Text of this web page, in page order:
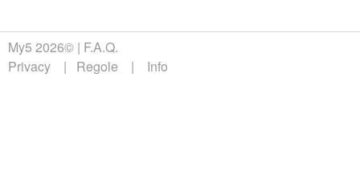
My5 2026© F.A.Q.
Privacy
Regole Info